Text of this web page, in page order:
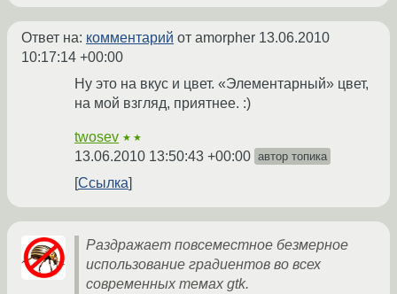
Ответ на: комментарий от amorpher 13.06.2010
10:17:14 +00:00
Ну это на вкус и цвет. «Элементарный» цвет,
на мой взгляд, приятнее. :)
twosev ★★
13.06.2010 13:50:43 +00:00 автор топика
Ссылка
Раздражает повсеместное безмерное
использование градиентов во всех
современных темах gtk.